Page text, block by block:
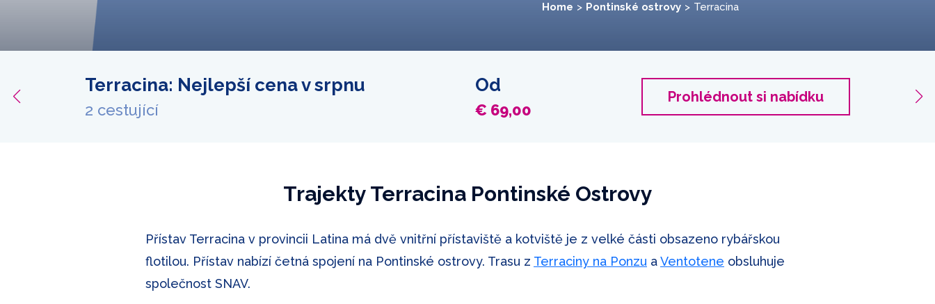
Home Pontinské ostrovy Terracina
Terracina: Nejlepší cena v srpnu
2 cestující
Od
€ 69,00
Prohlédnout si nabídku
2
Trajekty Terracina Pontinské Ostrovy
Přístav Terracina v provincii Latina má dvě vnitřní přístaviště a kotviště je z velké části obsazeno rybářskou
flotilou. Přístav nabízí četná spojení na Pontinské ostrovy. Trasu z Terraciny na Ponzu aVentotene obsluhuje
společnost SNAV.